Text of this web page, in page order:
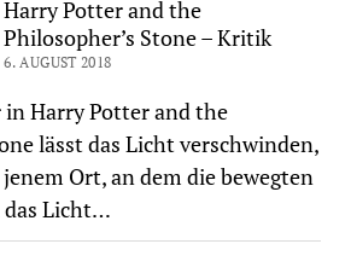
Harry Potter and the
Philosopher’s Stone – Kritik
6. AUGUST 2018
in Harry Potter and the
lässt das Licht verschwinden,
Ort, an dem die bewegten
das Licht…